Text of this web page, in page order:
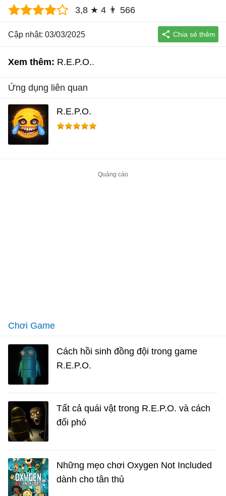
3,8 ★ 4 👨 566
Cập nhật: 03/03/2025
Xem thêm: R.E.P.O.
Ứng dụng liên quan
R.E.P.O.
Chơi Game
Cách hồi sinh đồng đội trong game
R.E.P.O.
Tất cả quái vật trong R.E.P.O. và cách
đối phó
Những mẹo chơi Oxygen Not Included
dành cho tân thủ